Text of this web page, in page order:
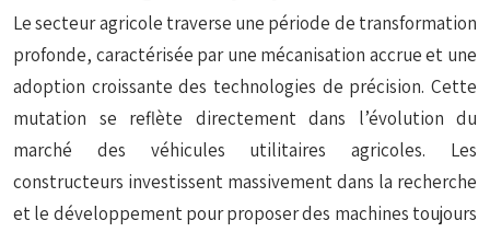
Le secteur agricole traverse une période de transformation
profonde, caractérisée par une mécanisation accrue et une
adoption croissante des technologies de précision. Cette
mutation se reflète directement dans l’évolution du
marché des véhicules utilitaires agricoles. Les
constructeurs investissent massivement dans la recherche
et le développement pour proposer des machines toujours